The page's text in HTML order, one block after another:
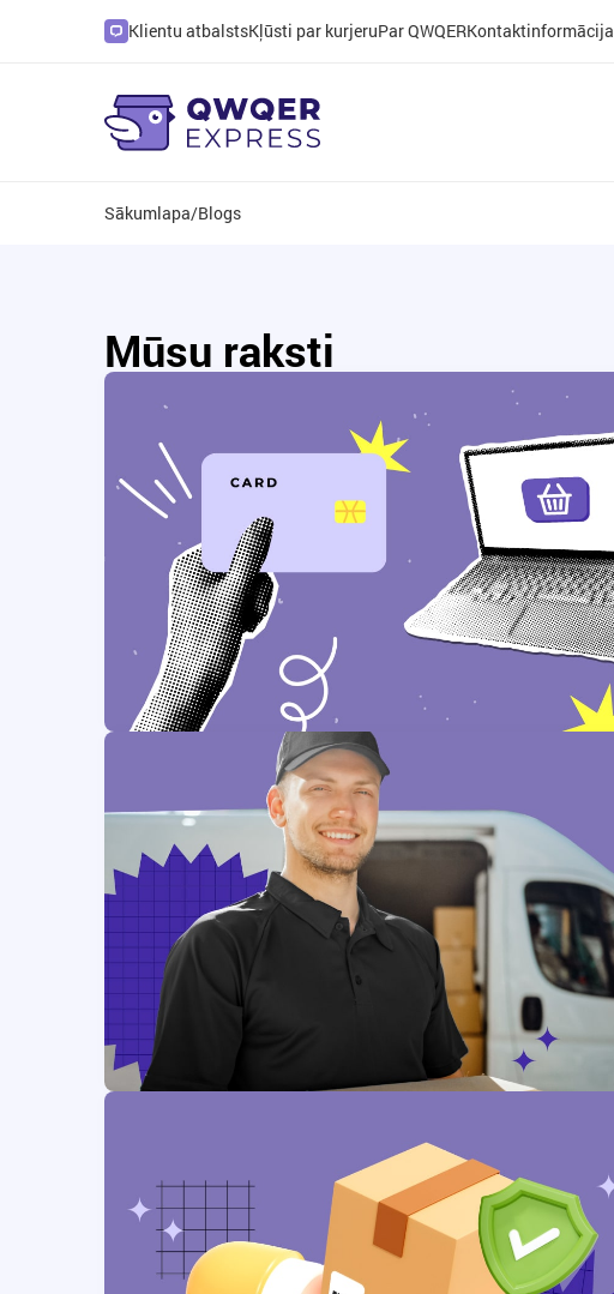
Klientu atbalstsKļūsti par kurjeruPar QWQERKontaktinformācija
Sākumlapa/Blogs
Mūsu raksti